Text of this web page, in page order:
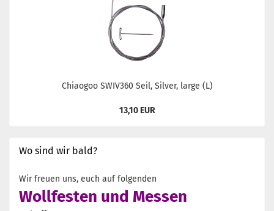
Chiaogoo SWIV360 Seil, Silver, large (L)
13,10 EUR
Wo sind wir bald?
Wir freuen uns, euch auf folgenden
Wollfesten und Messen